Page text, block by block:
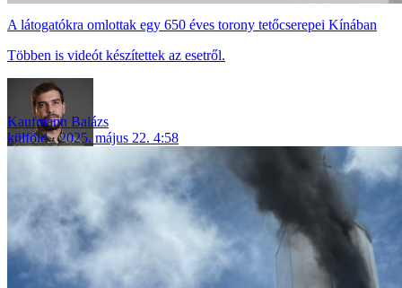
A látogatókra omlottak egy 650 éves torony tetőcserepei Kínában
Többen is videót készítettek az esetről.
Kaufmann Balázs
külföld
2025. május 22. 4:58